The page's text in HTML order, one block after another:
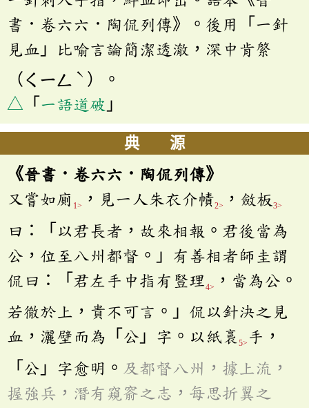
書．卷六六．陶侃列傳》。後用「一針
見血」比喻言論簡潔透澈，深中肯綮
（ㄑㄧㄥ
ˋ ）。
△ 「 一語道破 」
典 源
《晉書．卷六六．陶侃列傳》
又嘗如廁 1> ，見一人朱衣介幘2> ，斂板 3>
曰：「以君長者，故來相報。君後當為
公，位至八州都督。」有善相者師圭謂
侃曰：「君左手中指有豎理 4>
，當為公。
若徹於上，貴不可言。」侃以針決之見
血，灑壁而為「公」字。以紙裛 5> 手，
「公」字愈明。 及都督八州，據上流，
握強兵，潛有窺窬之志，每思折翼之